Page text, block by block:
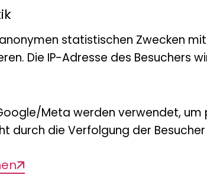
Department of
Pathom nahe
Museum and Art
Zusätzlich zur
Universität
und
beteiligt. Diverse
statistischen Zwecken
Die IP-Adresse des Besuchers
Meta werden verwendet, um
durch die Verfolgung der